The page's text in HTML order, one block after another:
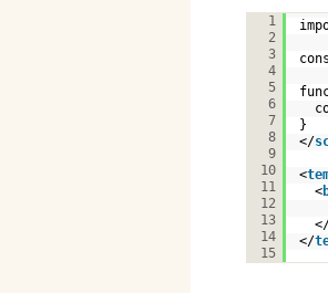
1
2
3
4
5
6
7
8
9
10
11
12
13
14
15
<
}
</
<
<
</